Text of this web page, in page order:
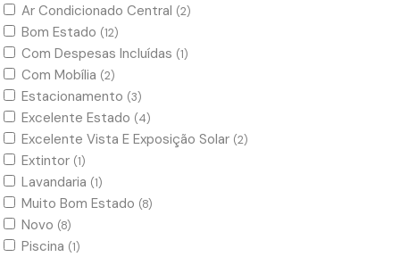
Ar Condicionado Central (2)
Bom Estado (12)
Com Despesas Incluídas (1)
Com Mobília (2)
Estacionamento (3)
Excelente Estado (4)
Excelente Vista E Exposição Solar (2)
Extintor (1)
Lavandaria (1)
Muito Bom Estado (8)
Novo (8)
Piscina (1)